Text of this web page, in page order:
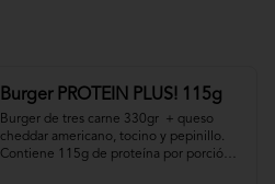
Burger PROTEIN PLUS! 115g
Burger de tres carne 330gr  + queso
cheddar americano, tocino y pepinillo.
Contiene 115g de proteína por porción.